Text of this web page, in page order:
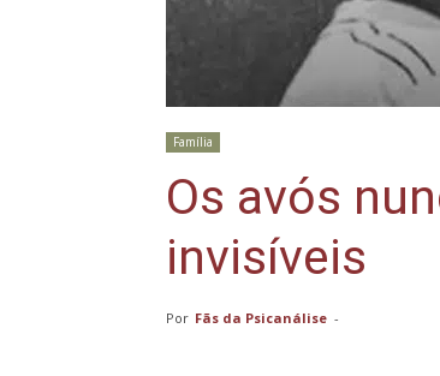
Família
Os avós
invisíveis
Por Fãs da Psicanálise -